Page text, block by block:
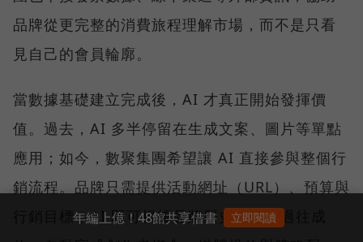
品牌從更完整的消費旅程理解市場，而不是只看
見自己的會員輪廓。
當數據基礎建立完成後，AI 才真正開始發揮價
值。過去，AI 多半停留在生成文案、圖片等單點
應用；如今，數聚集團希望讓 AI 直接參與整個行
銷流程。品牌只需提供活動網址（URL）、預算與
行銷目標，AI 即可根據品牌歷史數據與過往成
年編上億！48館共享借書 立即閱讀